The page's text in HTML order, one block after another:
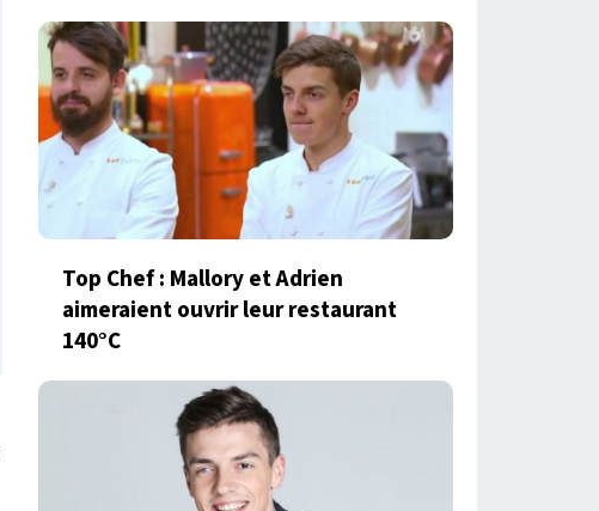
Top Chef : Mallory et Adrien
aimeraient ouvrir leur restaurant
140°C